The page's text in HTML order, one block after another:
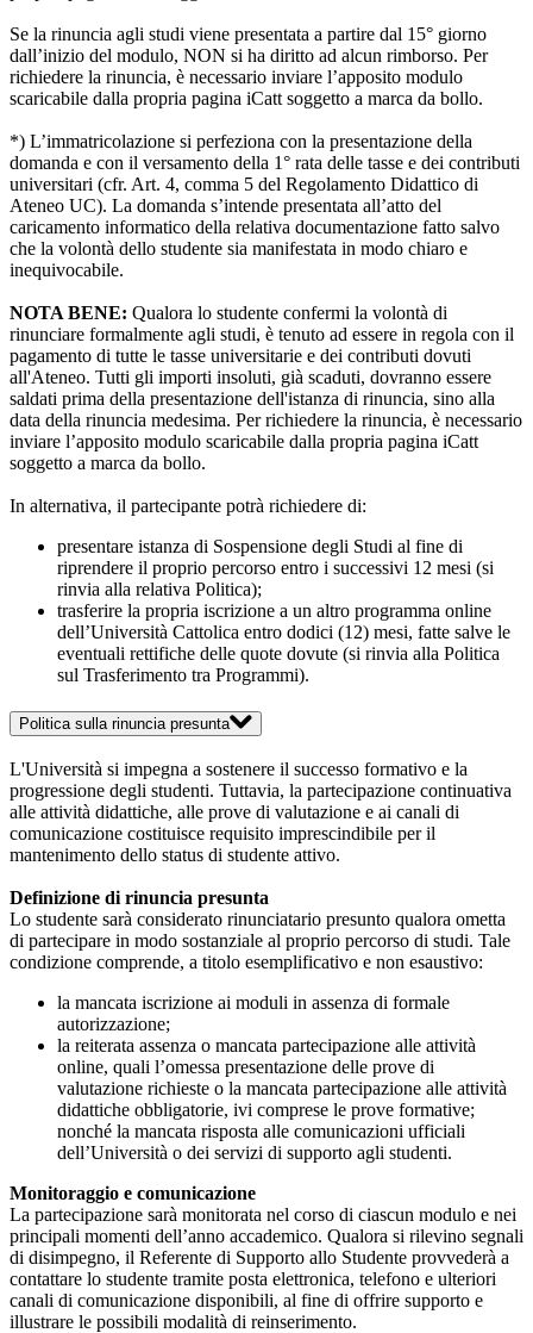
Se la rinuncia agli studi viene presentata a partire dal 15° giorno
dall’inizio del modulo, NON si ha diritto ad alcun rimborso. Per
richiedere la rinuncia, è necessario inviare l’apposito modulo
scaricabile dalla propria pagina iCatt soggetto a marca da bollo.
*) L’immatricolazione si perfeziona con la presentazione della
domanda e con il versamento della 1° rata delle tasse e dei contributi
universitari (cfr. Art. 4, comma 5 del Regolamento Didattico di
Ateneo UC). La domanda s’intende presentata all’atto del
caricamento informatico della relativa documentazione fatto salvo
che la volontà dello studente sia manifestata in modo chiaro e
inequivocabile.
NOTA BENE: Qualora lo studente confermi la volontà di
rinunciare formalmente agli studi, è tenuto ad essere in regola con il
pagamento di tutte le tasse universitarie e dei contributi dovuti
all'Ateneo. Tutti gli importi insoluti, già scaduti, dovranno essere
saldati prima della presentazione dell'istanza di rinuncia, sino alla
data della rinuncia medesima. Per richiedere la rinuncia, è necessario
inviare l’apposito modulo scaricabile dalla propria pagina iCatt
soggetto a marca da bollo.
In alternativa, il partecipante potrà richiedere di:
presentare istanza di Sospensione degli Studi al fine di
riprendere il proprio percorso entro i successivi 12 mesi (si
rinvia alla relativa Politica);
trasferire la propria iscrizione a un altro programma online
dell’Università Cattolica entro dodici (12) mesi, fatte salve le
eventuali rettifiche delle quote dovute (si rinvia alla Politica
sul Trasferimento tra Programmi).
Politica sulla rinuncia presunta
L'Università si impegna a sostenere il successo formativo e la
progressione degli studenti. Tuttavia, la partecipazione continuativa
alle attività didattiche, alle prove di valutazione e ai canali di
comunicazione costituisce requisito imprescindibile per il
mantenimento dello status di studente attivo.
Definizione di rinuncia presunta
Lo studente sarà considerato rinunciatario presunto qualora ometta
di partecipare in modo sostanziale al proprio percorso di studi. Tale
condizione comprende, a titolo esemplificativo e non esaustivo:
la mancata iscrizione ai moduli in assenza di formale
autorizzazione;
la reiterata assenza o mancata partecipazione alle attività
online, quali l’omessa presentazione delle prove di
valutazione richieste o la mancata partecipazione alle attività
didattiche obbligatorie, ivi comprese le prove formative;
nonché la mancata risposta alle comunicazioni ufficiali
dell’Università o dei servizi di supporto agli studenti.
Monitoraggio e comunicazione
La partecipazione sarà monitorata nel corso di ciascun modulo e nei
principali momenti dell’anno accademico. Qualora si rilevino segnali
di disimpegno, il Referente di Supporto allo Studente provvederà a
contattare lo studente tramite posta elettronica, telefono e ulteriori
canali di comunicazione disponibili, al fine di offrire supporto e
illustrare le possibili modalità di reinserimento.